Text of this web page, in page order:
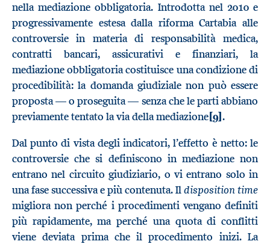
nella mediazione obbligatoria. Introdotta nel 2010 e
progressivamente estesa dalla riforma Cartabia alle
controversie in materia di responsabilità medica,
contratti bancari, assicurativi e finanziari, la
mediazione obbligatoria costituisce una condizione di
procedibilità: la domanda giudiziale non può essere
proposta — o proseguita — senza che le parti abbiano
previamente tentato la via della mediazione[9].
Dal punto di vista degli indicatori, l’effetto è netto: le
controversie che si definiscono in mediazione non
entrano nel circuito giudiziario, o vi entrano solo in
una fase successiva e più contenuta. Ildisposition time
migliora non perché i procedimenti vengano definiti
più rapidamente, ma perché una quota di conflitti
viene deviata prima che il procedimento inizi. La